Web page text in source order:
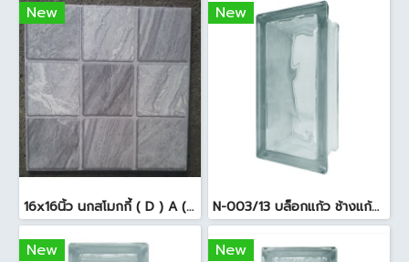
New
16x16นิ้ว นกสโมกกี้ ( D ) A (Pack6)
New
N-003/13 บล็อกแก้ว ช้างแก้ว WOW พริ้วแก้ว ( 24x11.5x8cm )
New New